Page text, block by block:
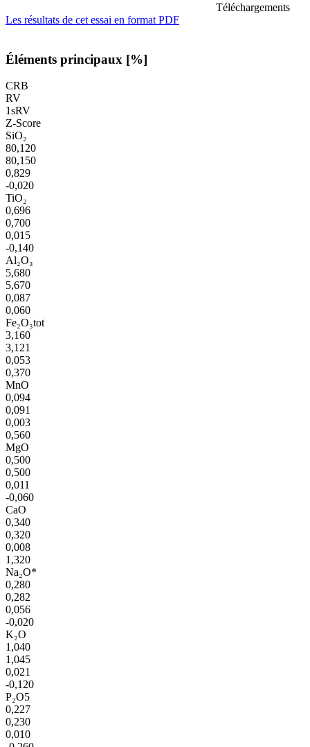
Téléchargements
Les résultats de cet essai en format PDF
Éléments principaux [%]
CRB
RV
1sRV
Z-Score
SiO₂
80,120
80,150
0,829
-0,020
TiO₂
0,696
0,700
0,015
-0,140
Al₂O₃
5,680
5,670
0,087
0,060
Fe₂O₃tot
3,160
3,121
0,053
0,370
MnO
0,094
0,091
0,003
0,560
MgO
0,500
0,500
0,011
-0,060
CaO
0,340
0,320
0,008
1,320
Na₂O*
0,280
0,282
0,056
-0,020
K₂O
1,040
1,045
0,021
-0,120
P₂O5
0,227
0,230
0,010